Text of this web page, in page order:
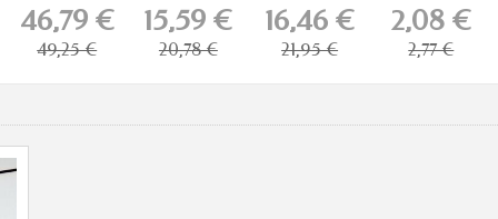
46,79 €
49,25 €
capacidad
de...
15,59 €
20,78 €
(incluye...
16,46 €
21,95 €
4...
2,08 €
2,77 €